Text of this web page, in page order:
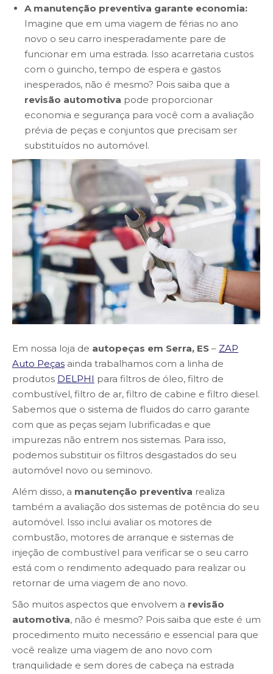
A manutenção preventiva garante economia:
Imagine que em uma viagem de férias no ano
novo o seu carro inesperadamente pare de
funcionar em uma estrada. Isso acarretaria custos
com o guincho, tempo de espera e gastos
inesperados, não é mesmo? Pois saiba que a
revisão automotiva pode proporcionar
economia e segurança para você com a avaliação
prévia de peças e conjuntos que precisam ser
substituídos no automóvel.
Em nossa loja de autopeças em Serra, ES – ZAP
Auto Peças ainda trabalhamos com a linha de
produtos DELPHI para filtros de óleo, filtro de
combustível, filtro de ar, filtro de cabine e filtro diesel.
Sabemos que o sistema de fluidos do carro garante
com que as peças sejam lubrificadas e que
impurezas não entrem nos sistemas. Para isso,
podemos substituir os filtros desgastados do seu
automóvel novo ou seminovo.
Além disso, a manutenção preventiva realiza
também a avaliação dos sistemas de potência do seu
automóvel. Isso inclui avaliar os motores de
combustão, motores de arranque e sistemas de
injeção de combustível para verificar se o seu carro
está com o rendimento adequado para realizar ou
retornar de uma viagem de ano novo.
São muitos aspectos que envolvem a revisão
automotiva, não é mesmo? Pois saiba que este é um
procedimento muito necessário e essencial para que
você realize uma viagem de ano novo com
tranquilidade e sem dores de cabeça na estrada